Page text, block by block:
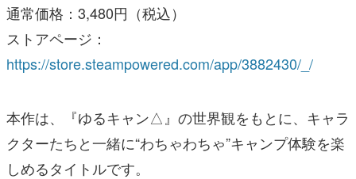
通常価格：3,480円（税込）
ストアページ：
https://store.steampowered.com/app/3882430/_/
本作は、『ゆるキャン△』の世界観をもとに、キャラ
クターたちと一緒に“わちゃわちゃ”キャンプ体験を楽
しめるタイトルです。